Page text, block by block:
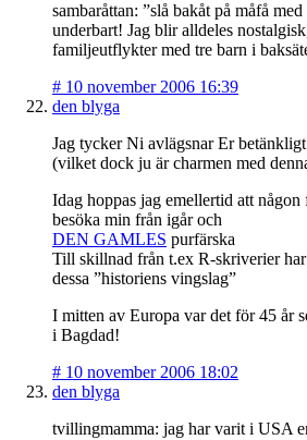
sambaråttan: ”slå bakåt på måfå
underbart! Jag blir alldeles
familjeutflykter med tre barn i
# 10 november 2006 16:39
den blyga
Jag tycker Ni avlägsnar Er
(vilket dock ju är charmen med
Idag hoppas jag emellertid att
besöka min från igår och
DEN GAMLES purfärska
Till skillnad från t.ex R-skriverier
dessa ”historiens vingslag”
I mitten av Europa var det för 45 år
i Bagdad!
# 10 november 2006 18:02
den blyga
tvillingmamma: jag har varit i USA